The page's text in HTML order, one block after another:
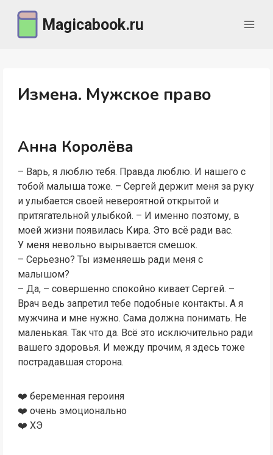
содержимому
Magicabook.ru
Измена. Мужское право
Анна Королёва
– Варь, я люблю тебя. Правда люблю. И нашего с
тобой малыша тоже. – Сергей держит меня за руку
и улыбается своей невероятной открытой и
притягательной улыбкой. – И именно поэтому, в
моей жизни появилась Кира. Это всё ради вас.
У меня невольно вырывается смешок.
– Серьезно? Ты изменяешь ради меня с
малышом?
– Да, – совершенно спокойно кивает Сергей. –
Врач ведь запретил тебе подобные контакты. А я
мужчина и мне нужно. Сама должна понимать. Не
маленькая. Так что да. Всё это исключительно ради
вашего здоровья. И между прочим, я здесь тоже
пострадавшая сторона.
❤️ беременная героиня
❤️ очень эмоционально
❤️ ХЭ